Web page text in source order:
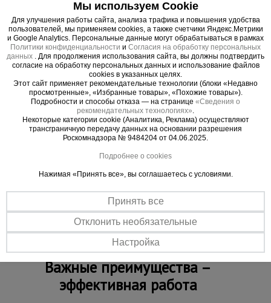
веревки, закрепленной в начале и на выходе.
Монтаж осуществлять при помощи
грузоподъемной техники.
Производить сборку по направлению сверху
вниз или заранее объединенными секциями.
Демонтаж происходит в обратной
последовательности.
Необходимо строго соблюдать соосность.
Крепить мусоросброс к зданию каждые 10 м
при помощи кронштейнов.
Устанавливать гаситель скорости не менее
чем, через 20 м рукава.
Запрещен сброс отходов диаметром более
25 см, а также с острыми краями, способными
повредить секции мусоросброса.
Важные преимущества –
эффективная работа
Мы используем Cookie
Для улучшения работы сайта, анализа трафика и повышения удобства
пользователей, мы применяем cookies, а также счетчики Яндекс.Метрики
и Google Analytics. Персональные данные могут обрабатываться в рамках
Политики конфиденциальности и Согласия на обработку персональных
данных . Для продолжения использования сайта, вы должны подтвердить
согласие на обработку персональных данных и использование файлов
cookies в указанных целях.
Этот сайт применяет рекомендательные технологии (блоки «Недавно
просмотренные», «Избранные товары», «Похожие товары»).
Подробности и способы отказа — на странице «Сведения о
рекомендательных технологиях».
Некоторые категории cookie (Аналитика, Реклама) осуществляют
трансграничную передачу данных на основании разрешения
Роскомнадзора № 9484204 от 04.06.2025.
Подробнее о cookies
Нажимая «Принять все», вы соглашаетесь с условиями.
Принять все
Отклонить необязательные
Настройка